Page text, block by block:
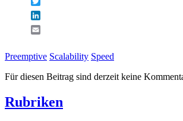
Preemptive Scalability Speed
Für diesen Beitrag sind derzeit keine
Rubriken